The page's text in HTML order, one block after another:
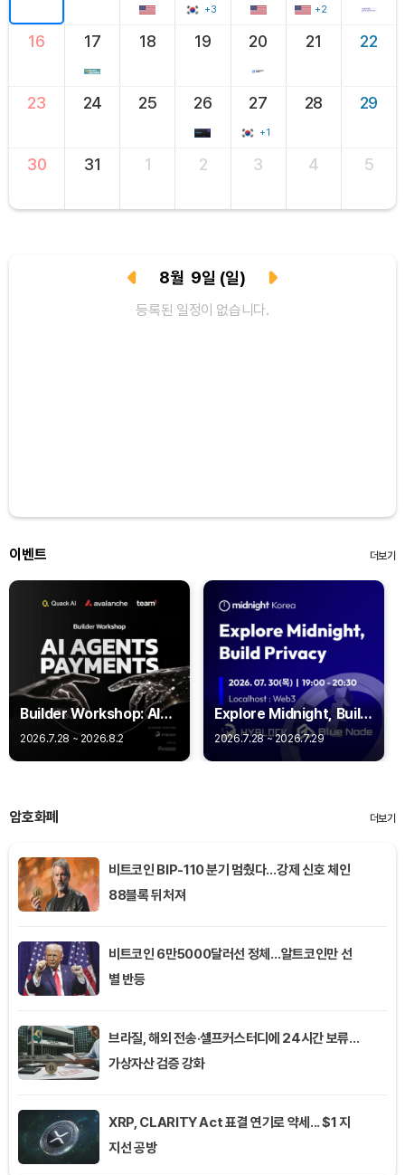
+3 +2
16 17 18 19 20 21 22
23 24 25 26 27
+1
28 29
30 31 1 2 3 4 5
8월 9일 (일)
등록된 일정이 없습니다.
이벤트 더보기
Builder Workshop: AI
Agent Payments -
2026.7.28 ~ 2026.8.2
Explore Midnight, Build
Privacy
2026.7.28 ~ 2026.7.29
암호화폐 더보기
비트코인 BIP-110 분기 멈췄다…강제 신호 체인
88블록 뒤처져
비트코인 6만5000달러선 정체…알트코인만 선
별 반등
브라질, 해외 전송·셀프커스터디에 24시간 보류…
가상자산 검증 강화
XRP, CLARITY Act 표결 연기로 약세... $1 지
지선 공방